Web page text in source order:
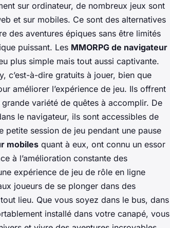
sur ordinateur, de nombreux jeux sont
et sur mobiles. Ce sont des alternatives
des aventures épiques sans être limités
puissant. Les MMORPG de navigateur
plus simple mais tout aussi captivante.
c’est-à-dire gratuits à jouer, bien que
améliorer l’expérience de jeu. Ils offrent
variété de quêtes à accomplir. De
le navigateur, ils sont accessibles de
petite session de jeu pendant une pause
mobiles quant à eux, ont connu un essor
à l’amélioration constante des
expérience de jeu de rôle en ligne
joueurs de se plonger dans des
lieu. Que vous soyez dans le bus, dans
installé dans votre canapé, vous